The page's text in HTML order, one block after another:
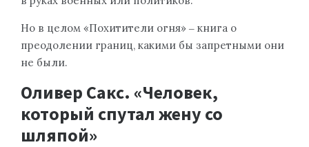
Но в целом «Похитители огня» ‒ книга о
преодолении границ, какими бы запретными они
не были.
Оливер Сакс. «Человек,
который спутал жену со
шляпой»